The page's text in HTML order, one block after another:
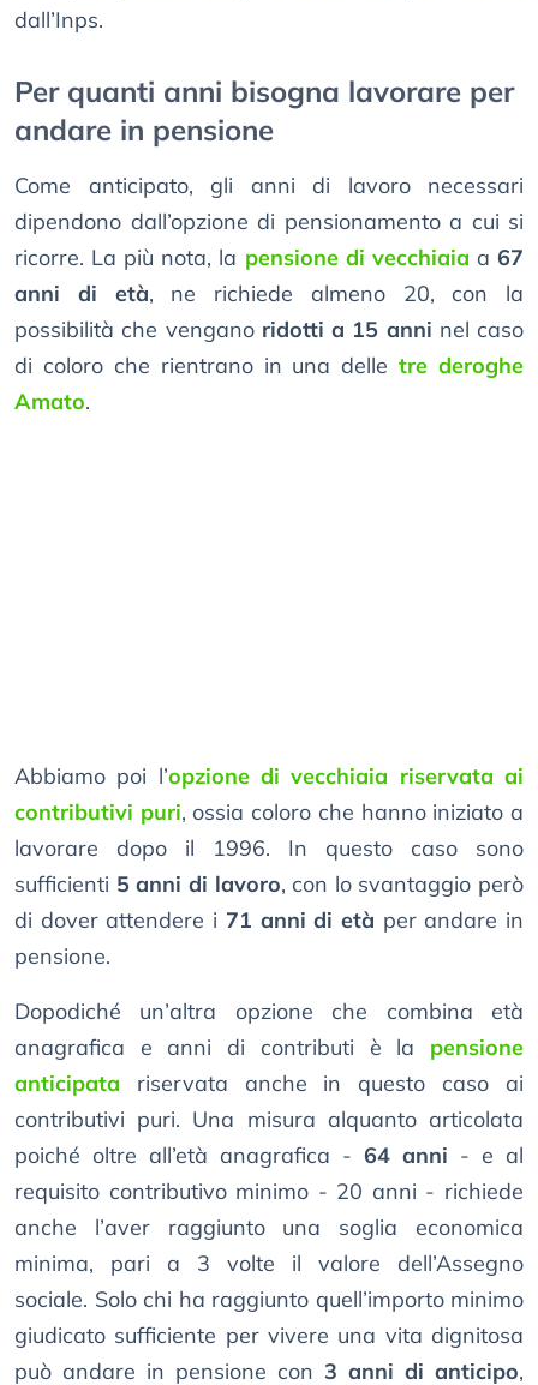
dall’Inps.
Per quanti anni bisogna lavorare per
andare in pensione
Come anticipato, gli anni di lavoro necessari
dipendono dall’opzione di pensionamento a cui si
ricorre. La più nota, la pensione di vecchiaia a67
anni di età, ne richiede almeno 20, con la
possibilità che vengano ridotti a 15 anni nel caso
di coloro che rientrano in una delletre deroghe
Amato.
Abbiamo poi l’opzione di vecchiaia riservata ai
contributivi puri, ossia coloro che hanno iniziato a
lavorare dopo il 1996. In questo caso sono
sufficienti 5 anni di lavoro, con lo svantaggio però
di dover attendere i 71 anni di età per andare in
pensione.
Dopodiché un’altra opzione che combina età
anagrafica e anni di contributi è la pensione
anticipata riservata anche in questo caso ai
contributivi puri. Una misura alquanto articolata
poiché oltre all’età anagrafica - 64 anni - e al
requisito contributivo minimo - 20 anni - richiede
anche l’aver raggiunto una soglia economica
minima, pari a 3 volte il valore dell’Assegno
sociale. Solo chi ha raggiunto quell’importo minimo
giudicato sufficiente per vivere una vita dignitosa
può andare in pensione con 3 anni di anticipo,